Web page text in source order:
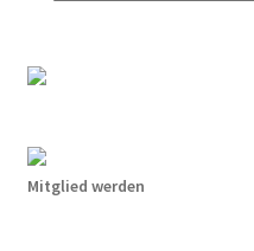
Der Verein
Mitglied werden